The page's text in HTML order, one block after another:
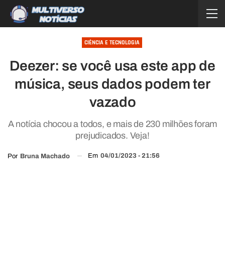
CIÊNCIA E TECNOLOGIA
Deezer: se você usa este app de
música, seus dados podem ter
vazado
A notícia chocou a todos, e mais de 230 milhões foram
prejudicados. Veja!
Por Bruna Machado Em 04/01/2023 - 21:56